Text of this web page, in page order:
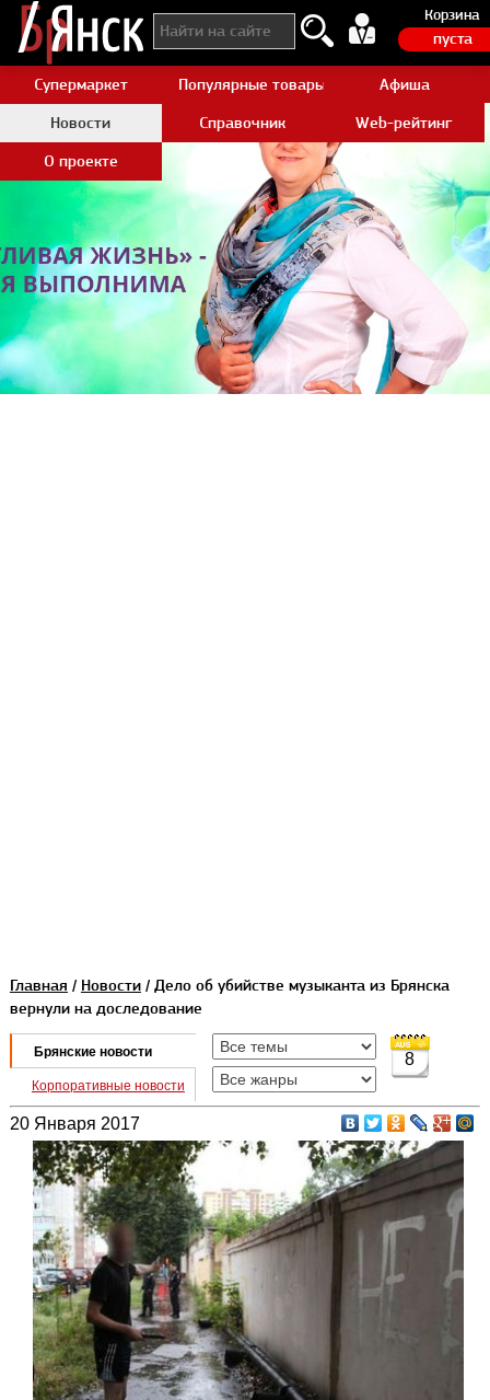
Корзина
пуста
Супермаркет Популярные товары AliexpressАфиша
Новости
Справочник
Web-рейтинг
О проекте
Главная / Новости/ Дело об убийстве музыканта из Брянска
вернули на доследование
Брянские новости
Корпоративные новости
8
20 Января 2017